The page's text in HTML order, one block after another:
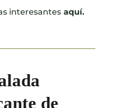
interesantes aquí.
de